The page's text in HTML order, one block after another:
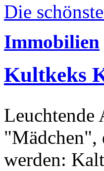
Die
Immobilien
Kultkeks
Leuchtende
"Mädchen",
werden: